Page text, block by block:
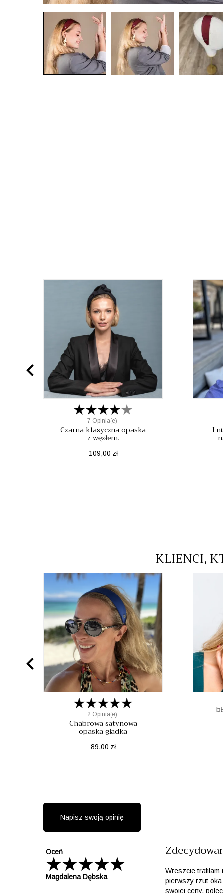
7 Opinia(e)
Czarna klasyczna opaska
z węzłem.
Cena
109,00 zł

KLIENCI,
2 Opinia(e)
Chabrowa satynowa
opaska gładka
Cena
89,00 zł

Napisz swoją opinię
Oceń
Magdalena Dębska
Wreszcie
pierwszy rzut
swojej ceny,